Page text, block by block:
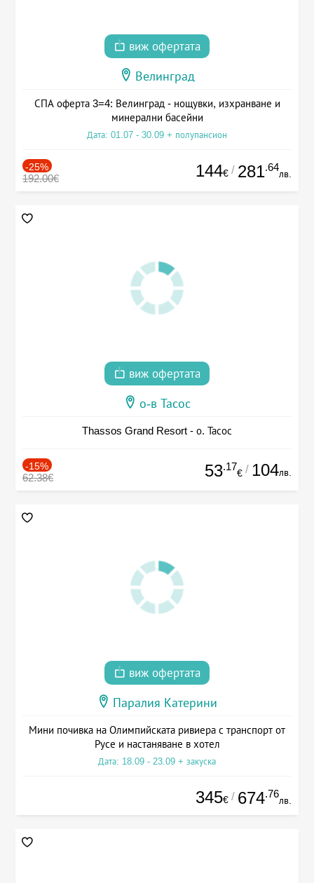
виж офертата
Велинград
СПА оферта 3=4: Велинград - нощувки, изхранване и
минерални басейни
Дата: 01.07 - 30.09 + полупансион
-25%
192.00€ 144€ / 281.64
лв.
виж офертата
о-в Тасос
Thassos Grand Resort - о. Тасос
-15%
62.38€ 53.17
€ / 104лв.
виж офертата
Паралия Катерини
Мини почивка на Олимпийската ривиера с транспорт от
Русе и настаняване в хотел
Дата: 18.09 - 23.09 + закуска
345€ / 674.76
лв.